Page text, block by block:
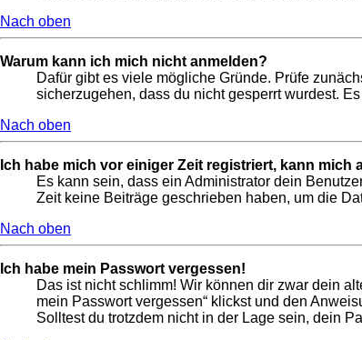
Nach oben
Warum kann ich mich nicht anmelden?
Dafür gibt es viele mögliche Gründe. Prüfe
sicherzugehen, dass du nicht gesperrt wurdest.
Nach oben
Ich habe mich vor einiger Zeit registriert, kann mich
Es kann sein, dass ein Administrator dein
Zeit keine Beiträge geschrieben haben, um die
Nach oben
Ich habe mein Passwort vergessen!
Das ist nicht schlimm! Wir können dir zwar dein
mein Passwort vergessen“ klickst und den
Solltest du trotzdem nicht in der Lage sein, dein